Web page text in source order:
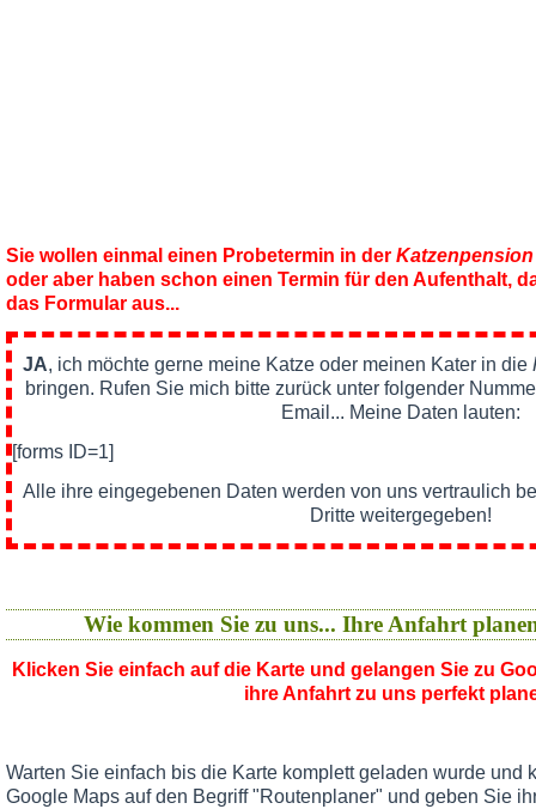
Sie wollen einmal einen Probetermin in der
oder aber haben schon einen Termin für den Aufenthalt,
das Formular aus...
JA, ich möchte gerne meine Katze oder meinen Kater in die
bringen. Rufen Sie mich bitte zurück unter folgender
Email... Meine Daten lauten:
[forms ID=1]
Alle ihre eingegebenen Daten werden von uns vertraulich
Dritte weitergegeben!
Wie kommen Sie zu uns... Ihre Anfahrt
Klicken Sie einfach auf die Karte und gelangen Sie zu
ihre Anfahrt zu uns perfekt
Warten Sie einfach bis die Karte komplett geladen wurde und
Google Maps auf den Begriff "Routenplaner" und geben Sie